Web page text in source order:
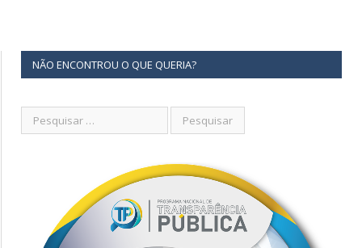
NÃO ENCONTROU O QUE QUERIA?